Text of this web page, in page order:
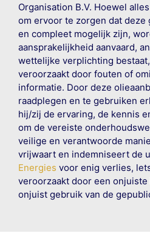
Organisation B.V. Hoewel
om ervoor te zorgen dat deze
en compleet mogelijk zijn,
aansprakelijkheid aanvaard,
wettelijke verplichting
veroorzaakt door fouten of
informatie. Door deze
raadplegen en te gebruiken
hij/zij de ervaring, de kennis
om de vereiste
veilige en verantwoorde
vrijwaart en indemniseert de
Energies voor enig verlies,
veroorzaakt door een
onjuist gebruik van de